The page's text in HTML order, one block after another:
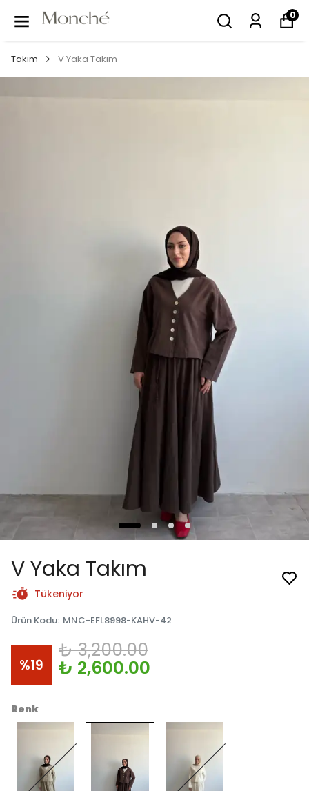
0
Takım V Yaka Takım
V Yaka Takım
Tükeniyor
Ürün Kodu: MNC-EFL8998-KAHV-42
%19
₺ 3,200.00
₺ 2,600.00
Renk